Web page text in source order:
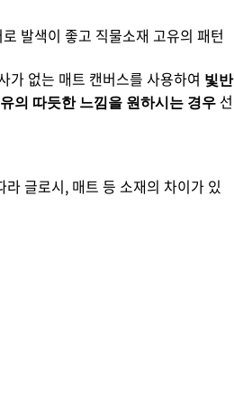
발색이 좋고 직물소재 고유의 패턴
가 없는 매트 캔버스를 사용하여 빛반
의 따듯한 느낌을 원하시는 경우 선
글로시, 매트 등 소재의 차이가 있